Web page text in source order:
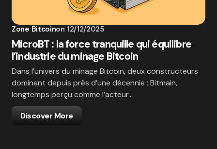
Zone Bitcoinon 12/12/2025
MicroBT : la force tranquille qui équilibre
l’industrie du minage Bitcoin
Dans l’univers du minage Bitcoin, deux constructeurs
dominent depuis près d’une décennie : Bitmain,
longtemps perçu comme l’acteur…
Discover More